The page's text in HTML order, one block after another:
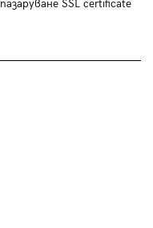
SSL certificate